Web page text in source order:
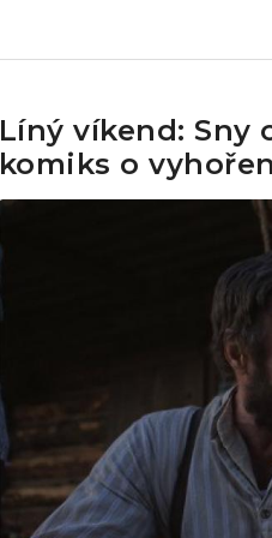
Líný víkend: Sny
komiks o